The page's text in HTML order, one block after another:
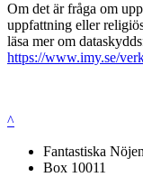
Om det är fråga om
uppfattning eller
läsa mer om
https://www.imy.se/
^
Fantastiska
Box 10011